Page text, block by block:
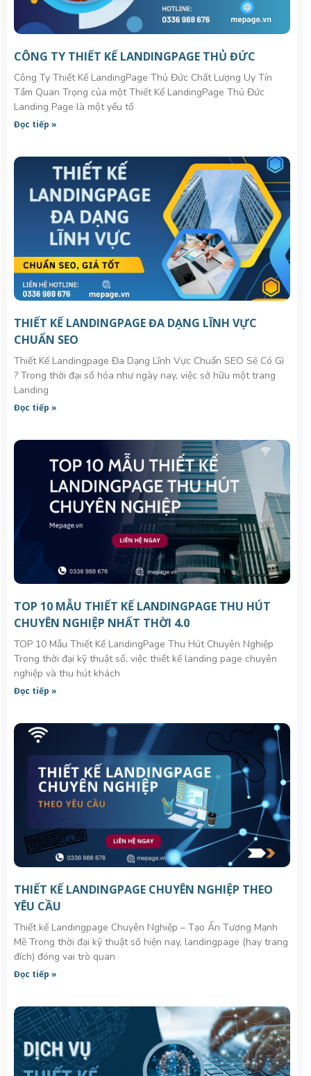
CÔNG TY THIẾT KẾ LANDINGPAGE THỦ ĐỨC
Công Ty Thiết Kế LandingPage Thủ Đức Chất Lượng Uy Tín
Tầm Quan Trọng của một Thiết Kế LandingPage Thủ Đức
Landing Page là một yếu tố
Đọc tiếp »
THIẾT KẾ LANDINGPAGE ĐA DẠNG LĨNH VỰC
CHUẨN SEO
Thiết Kế Landingpage Đa Dạng Lĩnh Vực Chuẩn SEO Sẽ Có Gì
? Trong thời đại số hóa như ngày nay, việc sở hữu một trang
Landing
Đọc tiếp »
TOP 10 MẪU THIẾT KẾ LANDINGPAGE THU HÚT
CHUYÊN NGHIỆP NHẤT THỜI 4.0
TOP 10 Mẫu Thiết Kế LandingPage Thu Hút Chuyên Nghiệp
Trong thời đại kỹ thuật số, việc thiết kế landing page chuyên
nghiệp và thu hút khách
Đọc tiếp »
THIẾT KẾ LANDINGPAGE CHUYÊN NGHIỆP THEO
YÊU CẦU
Thiết kế Landingpage Chuyên Nghiệp – Tạo Ấn Tượng Mạnh
Mẽ Trong thời đại kỹ thuật số hiện nay, landingpage (hay trang
đích) đóng vai trò quan
Đọc tiếp »